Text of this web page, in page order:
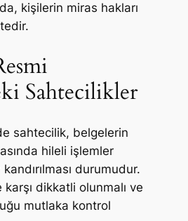
kişilerin miras hakları
Sahtecilikler
sahtecilik, belgelerin
hileli işlemler
durumudur.
dikkatli olunmalı ve
mutlaka kontrol